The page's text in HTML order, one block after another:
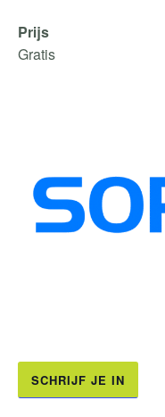
Prijs
Gratis
SCHRIJF JE IN